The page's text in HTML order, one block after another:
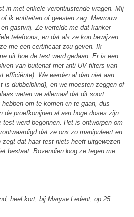
in met enkele verontrustende vragen. Mij
ik entiteiten of geesten zag. Mevrouw
gastvrij. Ze vertelde me dat kanker
telefoons, en dat als ze kon bewijzen
me een certificaat zou geven. Ik
uit hoe de test werd gedaan. Er is een
van buitenaf met anti-UV filters van
efficiënte). We werden al dan niet aan
is dubbelblind), en we moesten zeggen of
weten we allemaal dat dit soort
om te komen en te gaan, dus
de proefkonijnen al aan hoge doses zijn
test werd begonnen. Het is ontworpen om
dat ze ons zo manipuleert en
zegt dat haar test niets heeft uitgewezen
bestaat. Bovendien loog ze tegen me
heel kort, bij Maryse Ledent, op 25